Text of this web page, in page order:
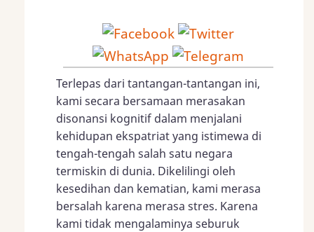
Terlepas dari tantangan-tantangan ini,
kami secara bersamaan merasakan
disonansi kognitif dalam menjalani
kehidupan ekspatriat yang istimewa di
tengah-tengah salah satu negara
termiskin di dunia. Dikelilingi oleh
kesedihan dan kematian, kami merasa
bersalah karena merasa stres. Karena
kami tidak mengalaminya seburuk